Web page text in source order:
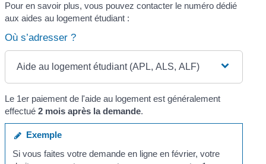
Pour en savoir plus, vous pouvez contacter le numéro dédié
aux aides au logement étudiant :
Où s’adresser ?
Aide au logement étudiant (APL, ALS, ALF)
Le 1er paiement de l'aide au logement est généralement
effectué2 mois après la demande.
Exemple
Si vous faites votre demande en ligne en février, votre